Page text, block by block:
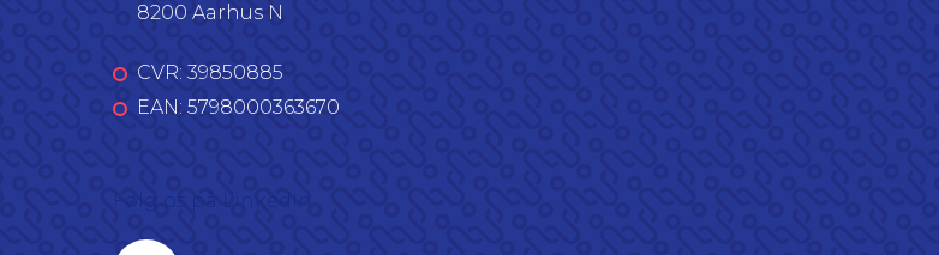
8200 Aarhus N
CVR: 39850885
EAN: 5798000363670